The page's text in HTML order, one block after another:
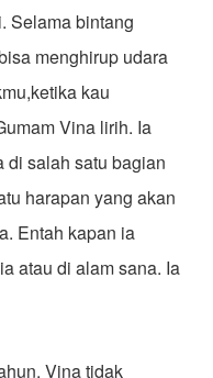
Selama bintang
menghirup udara
kau
Vina lirih. Ia
di salah satu bagian
harapan yang akan
Entah kapan ia
atau di alam sana. Ia
Vina tidak